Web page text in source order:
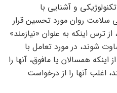
و آشنایی با
سلامت روان مورد تحسین قرار
ترس اینکه به عنوان «نیازمند»
شوند، در مورد تعامل با
همسالان یا مافوق، آنها را
اغلب آنها را از درخواست